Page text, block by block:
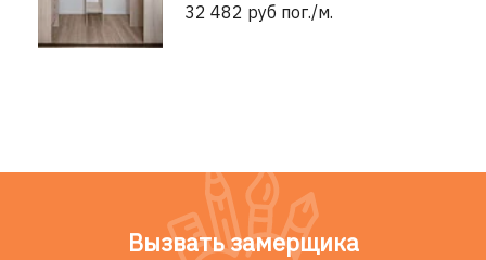
32 482 руб пог./м.
Вызвать замерщика